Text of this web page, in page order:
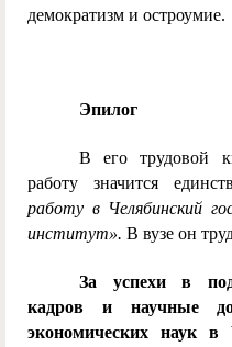
демократизм и остроумие.
Эпилог
В его трудовой
работу значится
работу в Челябинский
институт». В вузе он
За успехи в
кадров и научные
экономических наук